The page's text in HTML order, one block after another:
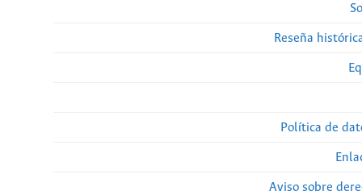
Reseña
Política de
Aviso sobre